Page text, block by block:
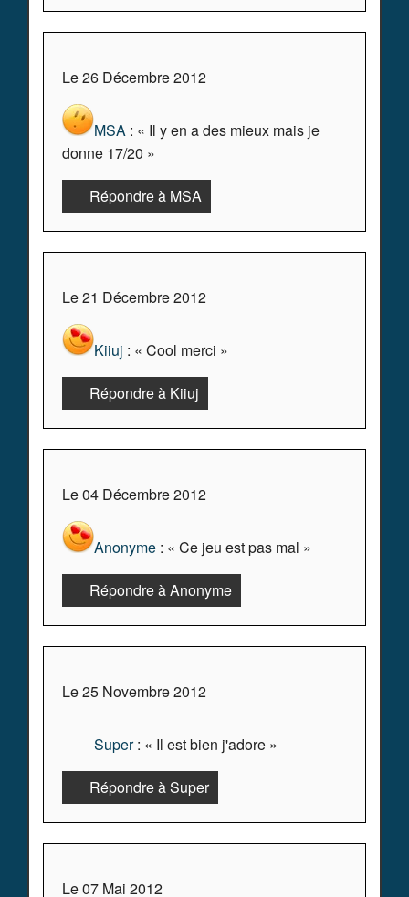
Le 26 Décembre 2012
MSA : « Il y en a des mieux mais je
donne 17/20 »
Répondre à MSA
Le 21 Décembre 2012
Kiiuj : « Cool merci »
Répondre à Kiiuj
Le 04 Décembre 2012
Anonyme : « Ce jeu est pas mal »
Répondre à Anonyme
Le 25 Novembre 2012
Super: « Il est bien j'adore »
Répondre à Super
Le 07 Mai 2012